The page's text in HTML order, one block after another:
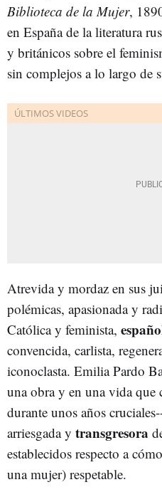
Biblioteca de la Mujer,
en España de la literatura
y británicos sobre el
sin complejos a lo largo de
Atrevida y mordaz en sus
polémicas, apasionada y
Católica y feminista,
convencida, carlista,
iconoclasta. Emilia Pardo
una obra y en una vida
durante unos años
arriesgada y transgresora
establecidos respecto a
una mujer) respetable.